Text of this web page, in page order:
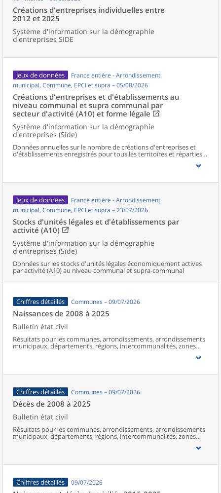
Créations d'entreprises individuelles entre
2012 et 2025
Système d'information sur la démographie
d'entreprises SIDE
Jeux de données
France entière - Arrondissement
municipal, Commune, EPCI et supra – 05/08/2026
Créations d'entreprises et d'établissements au
niveau communal et supra communal par
secteur d'activité (A10) et forme légale
Système d'information sur la démographie
d'entreprises (Side)
Données annuelles sur le nombre de créations d'entreprises et
d'établissements enregistrés pour tous les territoires et réparties
selon le secteur d’activité et la forme légale.
Jeux de données
France entière - Arrondissement
municipal, Commune, EPCI et supra – 23/07/2026
Stocks d'unités légales et d'établissements par
activité (A10)
Système d'information sur la démographie
d'entreprises (Side)
Données sur les stocks d'unités légales économiquement actives
par activité (A10) au niveau communal et supra-communal
Chiffres détaillés Communes – 09/07/2026
Naissances de 2008 à 2025
Bulletin état civil
Résultats pour les communes, arrondissements, arrondissements
municipaux, départements, régions, intercommunalités, zones
d’emploi, bassins de vie, unités urbaines et aires d’attraction des
Chiffres détaillés Communes – 09/07/2026
Décès de 2008 à 2025
Bulletin état civil
Résultats pour les communes, arrondissements, arrondissements
municipaux, départements, régions, intercommunalités, zones
d’emploi, bassins de vie, unités urbaines et aires d’attraction des
Chiffres détaillés 09/07/2026